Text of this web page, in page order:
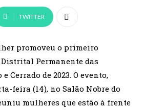
TWITTER
promoveu o primeiro
Permanente das
Cerrado de 2023. O evento,
feira (14), no Salão Nobre do
mulheres que estão à frente